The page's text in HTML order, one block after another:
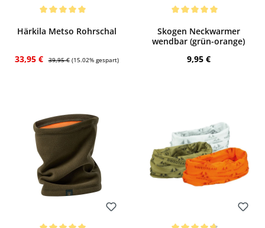
Bewerten
Härkila Metso Rohrschal
Verkaufspreis:
33,95 € Regulärer Preis:
39,95 € (15.02% gespart)
Bewerten
Skogen Neckwarmer
wendbar (grün-orange)
Regulärer Preis:
9,95 €